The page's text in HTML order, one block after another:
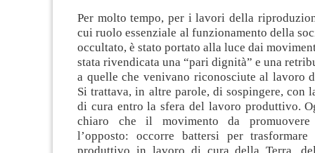
Per molto tempo, per i lavori della
cui ruolo essenziale al funzionamento della
occultato, è stato portato alla luce dai
stata rivendicata una “pari dignità” e una
a quelle che venivano riconosciute al lavoro
Si trattava, in altre parole, di sospingere, con
di cura entro la sfera del lavoro produttivo.
chiaro che il movimento da promuovere
l’opposto: occorre battersi per
produttivo in lavoro di cura della Terra,